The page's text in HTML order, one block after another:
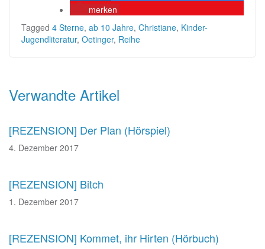
merken
Tagged 4 Sterne, ab 10 Jahre, Christiane, Kinder-
Jugendliteratur, Oetinger, Reihe
Verwandte Artikel
[REZENSION] Der Plan (Hörspiel)
4. Dezember 2017
[REZENSION] Bitch
1. Dezember 2017
[REZENSION] Kommet, ihr Hirten (Hörbuch)
Beitragsnavigation